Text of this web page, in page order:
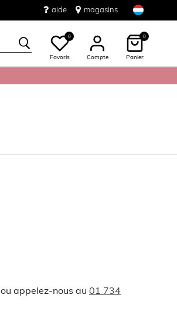
aide magasins
0
Favoris Compte
0
Panier
ou appelez-nous au 01 734